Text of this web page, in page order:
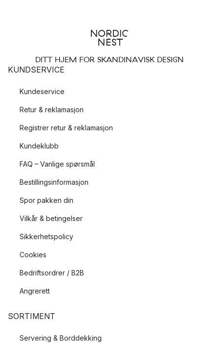
DITT HJEM FOR SKANDINAVISK DESIGN
KUNDSERVICE
Kundeservice
Retur & reklamasjon
Registrer retur & reklamasjon
Kundeklubb
FAQ – Vanlige spørsmål
Bestillingsinformasjon
Spor pakken din
Vilkår & betingelser
Sikkerhetspolicy
Cookies
Bedriftsordrer / B2B
Angrerett
SORTIMENT
Servering & Borddekking